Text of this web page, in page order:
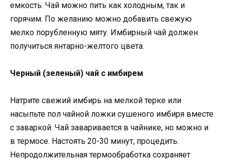
емкость. Чай можно пить как холодным, так и
горячим. По желанию можно добавить свежую
мелко порубленную мяту. Имбирный чай должен
получиться янтарно-желтого цвета.
Черный (зеленый) чай с имбирем
Натрите свежий имбирь на мелкой терке или
насыпьте пол чайной ложки сушеного имбиря вместе
с заваркой. Чай заваривается в чайнике, но можно и
в термосе. Настоять 20-30 минут, процедить.
Непродолжительная термообработка сохраняет